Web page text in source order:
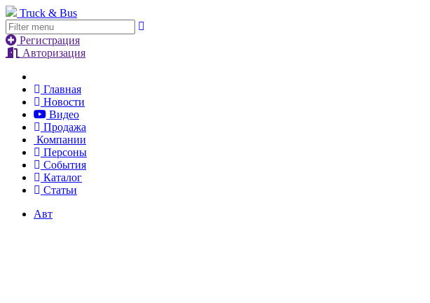
Truck & Bus
Регистрация
Авторизация
Главная
Новости
Видео
Продажа
Компании
Персоны
События
Каталог
Статьи
Авт